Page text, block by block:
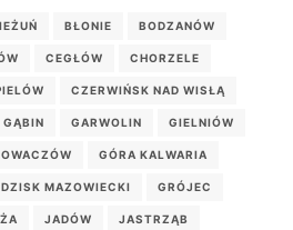
BŁONIE BODZANÓW
CEGŁÓW CHORZELE
CZERWIŃSK NAD WISŁĄ
GĄBIN GARWOLIN GIELNIÓW
GÓRA KALWARIA
MAZOWIECKI GRÓJEC
JADÓW JASTRZĄB